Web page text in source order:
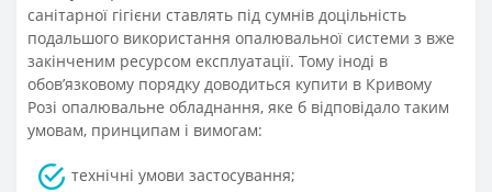
санітарної гігієни ставлять під сумнів доцільність
подальшого використання опалювальної системи з вже
закінченим ресурсом експлуатації. Тому іноді в
обов’язковому порядку доводиться купити в Кривому
Розі опалювальне обладнання, яке б відповідало таким
умовам, принципам і вимогам:
технічні умови застосування;